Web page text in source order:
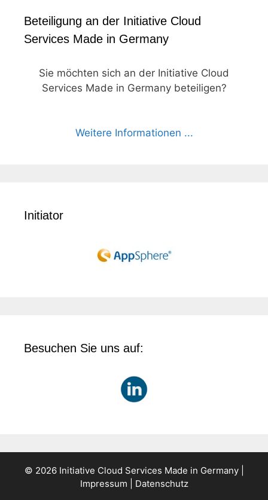
Beteiligung an der Initiative Cloud
Services Made in Germany
Sie möchten sich an der Initiative Cloud
Services Made in Germany beteiligen?
Weitere Informationen ...
Initiator
Besuchen Sie uns auf:
© 2026 Initiative Cloud Services Made in Germany |
Impressum
Datenschutz